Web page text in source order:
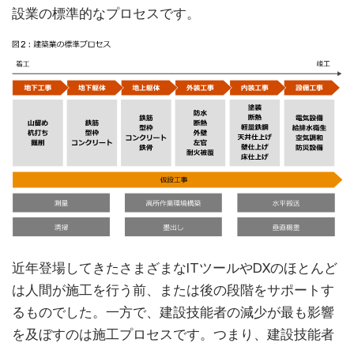
設業の標準的なプロセスです。
近年登場してきたさまざまなITツールやDXのほとんど
は人間が施工を行う前、または後の段階をサポートす
るものでした。一方で、建設技能者の減少が最も影響
を及ぼすのは施工プロセスです。つまり、建設技能者